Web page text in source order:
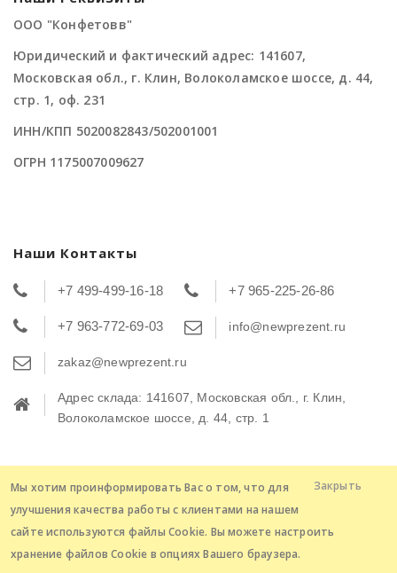
ООО "Конфетовв"
Юридический и фактический адрес: 141607,
Московская обл., г. Клин, Волоколамское шоссе, д. 44,
стр. 1, оф. 231
ИНН/КПП 5020082843/502001001
ОГРН 1175007009627
Наши Контакты
+7 499-499-16-18 +7 965-225-26-86
+7 963-772-69-03 info@newprezent.ru
zakaz@newprezent.ru
Адрес склада: 141607, Московская обл., г. Клин,
Волоколамское шоссе, д. 44, стр. 1
Copyright © 2016 - 2026 Интернет - магазин
"Новогодние традиции". ООО "Конфетовв".
Закрыть
Мы хотим проинформировать Вас о том, что для
улучшения качества работы с клиентами на нашем
сайте используются файлы Cookie. Вы можете настроить
хранение файлов Cookie в опциях Вашего браузера.